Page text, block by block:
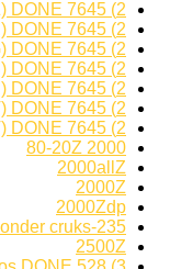
2) 7645 links Mix Casino (2-CZ) DONE
2) 7645 links Mix Casino (3-DE) DONE
2) 7645 links Mix Casino (4-ENG) DONE
2) 7645 links Mix Casino (5-ES) DONE
2) 7645 links Mix Casino (6-GR) DONE
2) 7645 links Mix Casino (7-IT) DONE
2) 7645 links Mix Casino (9-PT) DONE
2000 80-20Z
2000allZ
2000Z
2000Zdp
235-beste casino zonder cruks
2500Z